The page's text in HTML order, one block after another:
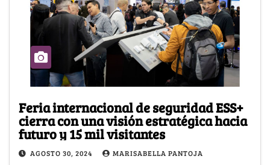
Feria internacional de seguridad ESS+
cierra con una visión estratégica hacia
futuro y 15 mil visitantes
AGOSTO 30, 2024 MARISABELLA PANTOJA